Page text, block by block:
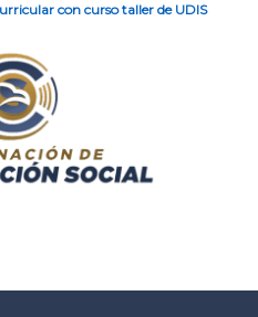
con curso taller de UDIS